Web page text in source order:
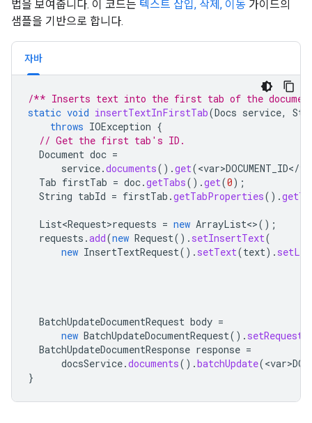
법을 보여줍니다. 이 코드는 텍스트 삽입, 삭제, 이동 가이드의
샘플을 기반으로 합니다.
자바
/** Inserts text into the first tab of the
static void insertTextInFirstTab(Docs service,
throws IOException {
// Get the first tab's ID.
Document doc =
service.documents().get(<var>DOCUMENT_ID</
Tab firstTab = doc.getTabs().get(0);
String tabId = firstTab .getTabProperties().
List<Request>requests = new ArrayList<>();
requests .add(new Request(). setInsertText(
new InsertTextRequest(). setText(text).
BatchUpdateDocumentRequest body =
new BatchUpdateDocumentRequest(). setRequests
BatchUpdateDocumentResponse response =
docsService.documents().batchUpdate(<
}